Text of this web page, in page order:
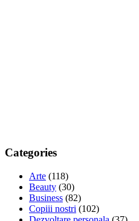
Categories
Arte (118)
Beauty (30)
Business (82)
Copiii nostri (102)